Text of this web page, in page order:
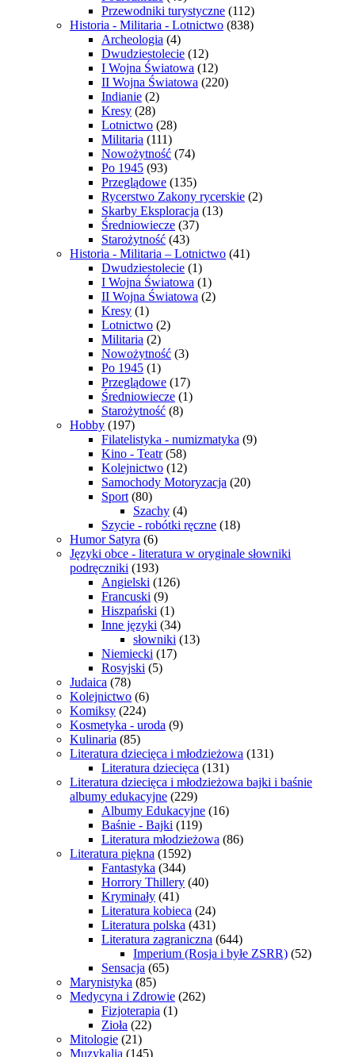
Przewodniki turystyczne (112)
Historia - Militaria - Lotnictwo (838)
Archeologia (4)
Dwudziestolecie (12)
I Wojna Światowa (12)
II Wojna Światowa (220)
Indianie (2)
Kresy (28)
Lotnictwo (28)
Militaria (111)
Nowożytność (74)
Po 1945 (93)
Przeglądowe (135)
Rycerstwo Zakony rycerskie (2)
Skarby Eksploracja (13)
Średniowiecze (37)
Starożytność (43)
Historia - Militaria – Lotnictwo (41)
Dwudziestolecie (1)
I Wojna Światowa (1)
II Wojna Światowa (2)
Kresy (1)
Lotnictwo (2)
Militaria (2)
Nowożytność (3)
Po 1945 (1)
Przeglądowe (17)
Średniowiecze (1)
Starożytność (8)
Hobby (197)
Filatelistyka - numizmatyka (9)
Kino - Teatr (58)
Kolejnictwo (12)
Samochody Motoryzacja (20)
Sport (80)
Szachy (4)
Szycie - robótki ręczne (18)
Humor Satyra (6)
Języki obce - literatura w oryginale słowniki
podręczniki (193)
Angielski (126)
Francuski (9)
Hiszpański (1)
Inne języki (34)
słowniki (13)
Niemiecki (17)
Rosyjski (5)
Judaica (78)
Kolejnictwo (6)
Komiksy (224)
Kosmetyka - uroda (9)
Kulinaria (85)
Literatura dziecięca i młodzieżowa (131)
Literatura dziecięca (131)
Literatura dziecięca i młodzieżowa bajki i baśnie
albumy edukacyjne (229)
Albumy Edukacyjne (16)
Baśnie - Bajki (119)
Literatura młodzieżowa (86)
Literatura piękna (1592)
Fantastyka (344)
Horrory Thillery (40)
Kryminały (41)
Literatura kobieca (24)
Literatura polska (431)
Literatura zagraniczna (644)
Imperium (Rosja i byłe ZSRR) (52)
Sensacja (65)
Marynistyka (85)
Medycyna i Zdrowie (262)
Fizjoterapia (1)
Zioła (22)
Mitologie (21)
Muzykalia (145)